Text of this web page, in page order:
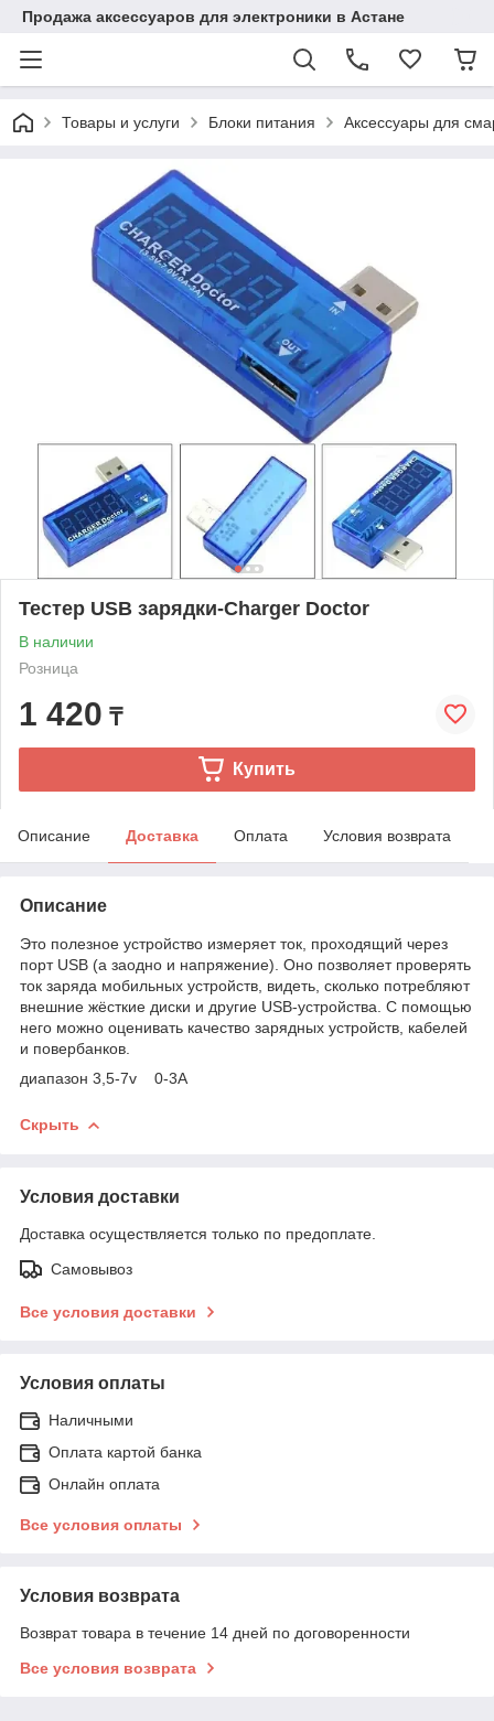
Продажа аксессуаров для электроники в Астане
Товары и услуги Блоки питания Аксессуары для
Тестер USB зарядки-Charger Doctor
В наличии
Розница
1 420 ₸
Купить
Описание Доставка Оплата Условия возврата
Описание
Это полезное устройство измеряет ток, проходящий через
порт USB (а заодно и напряжение). Оно позволяет проверять
ток заряда мобильных устройств, видеть, сколько потребляют
внешние жёсткие диски и другие USB-устройства. С помощью
него можно оценивать качество зарядных устройств, кабелей
и повербанков.
диапазон 3,5-7v 0-3A
Скрыть
Условия доставки
Доставка осуществляется только по предоплате.
Самовывоз
Все условия доставки
Условия оплаты
Наличными
Оплата картой банка
Онлайн оплата
Все условия оплаты
Условия возврата
Возврат товара в течение 14 дней по договоренности
Все условия возврата